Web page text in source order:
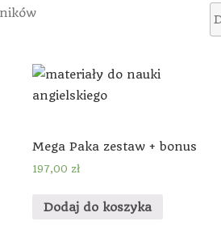
Mega Paka zestaw + bonus
197,00 zł
Dodaj do koszyka